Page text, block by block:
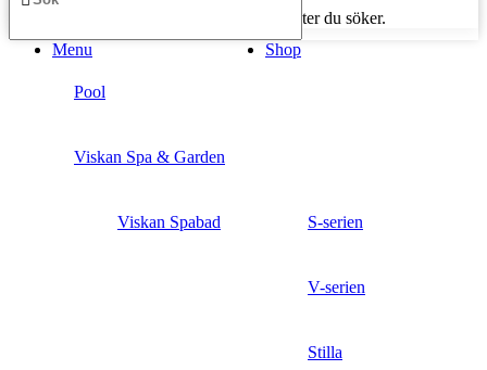
Börja skriva för att se produkter du söker.
Menu
Shop
Pool
Viskan Spa & Garden
Viskan Spabad S-serien
V-serien
Stilla